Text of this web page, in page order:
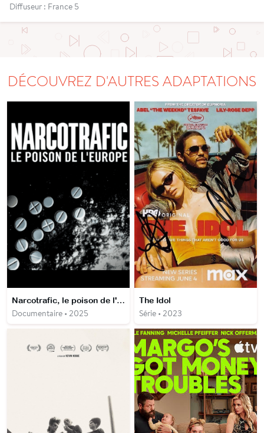
Diffuseur : France 5
DÉCOUVREZ D'AUTRES ADAPTATIONS
Narcotrafic, le poison de l'Europe
Documentaire • 2025
The Idol
Série • 2023